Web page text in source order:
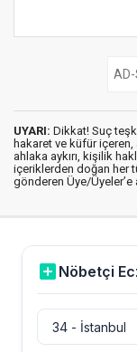
UYARI: Dikkat! Suç
hakaret ve küfür
ahlaka aykırı, kişilik
içeriklerden doğan her
gönderen Üye/Üyeler’e